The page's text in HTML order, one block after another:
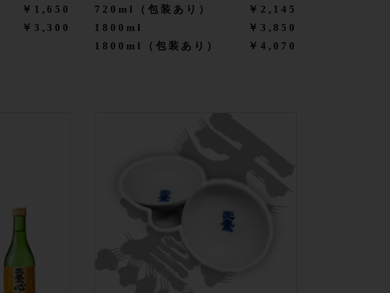
￥1,650
￥3,300
720ml（包装あり）
￥2,145
1800ml
￥3,850
1800ml（包装あり）
￥4,070